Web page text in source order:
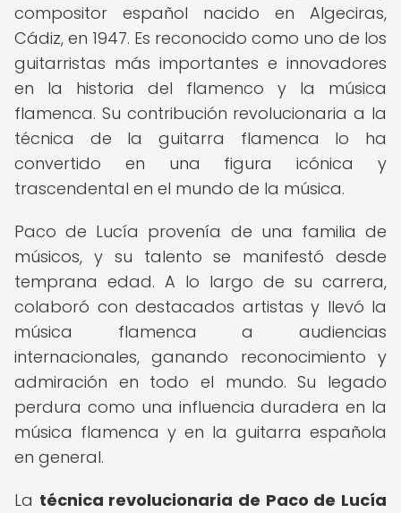
compositor español nacido en Algeciras,
Cádiz, en 1947. Es reconocido como uno de los
guitarristas más importantes e innovadores
en la historia del flamenco y la música
flamenca. Su contribución revolucionaria a la
técnica de la guitarra flamenca lo ha
convertido en una figura icónica y
trascendental en el mundo de la música.
Paco de Lucía provenía de una familia de
músicos, y su talento se manifestó desde
temprana edad. A lo largo de su carrera,
colaboró con destacados artistas y llevó la
música flamenca a audiencias
internacionales, ganando reconocimiento y
admiración en todo el mundo. Su legado
perdura como una influencia duradera en la
música flamenca y en la guitarra española
en general.
La técnica revolucionaria de Paco de Lucía